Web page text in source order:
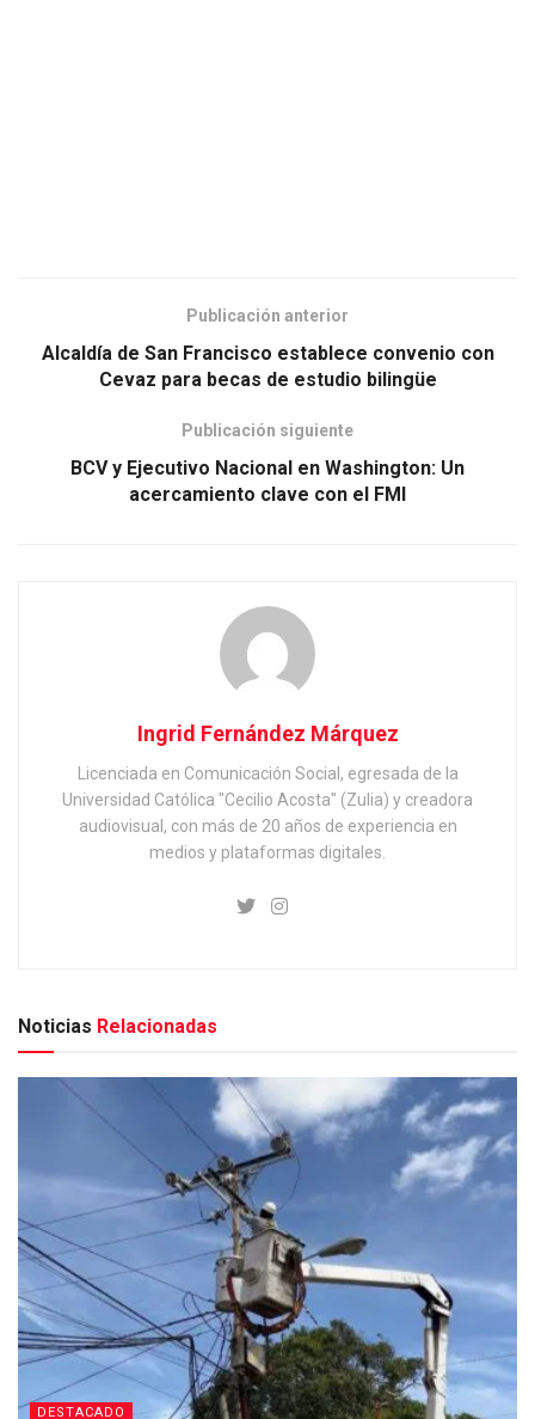
Publicación anterior
Alcaldía de San Francisco establece convenio con
Cevaz para becas de estudio bilingüe
Publicación siguiente
BCV y Ejecutivo Nacional en Washington: Un
acercamiento clave con el FMI
Ingrid Fernández Márquez
Licenciada en Comunicación Social, egresada de la
Universidad Católica "Cecilio Acosta" (Zulia) y creadora
audiovisual, con más de 20 años de experiencia en
medios y plataformas digitales.
Noticias Relacionadas
DESTACADO